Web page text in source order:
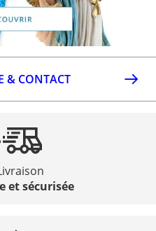
& CONTACT
et sécurisée